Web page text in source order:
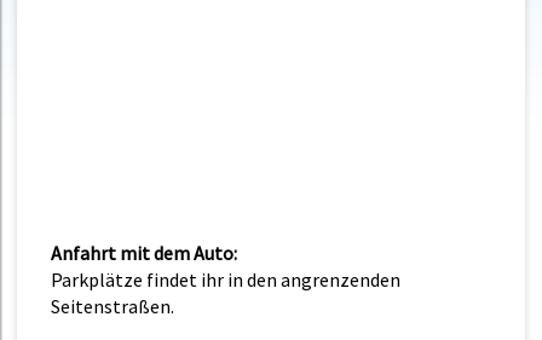
Anfahrt mit dem Auto:
Parkplätze findet ihr in den angrenzenden
Seitenstraßen.